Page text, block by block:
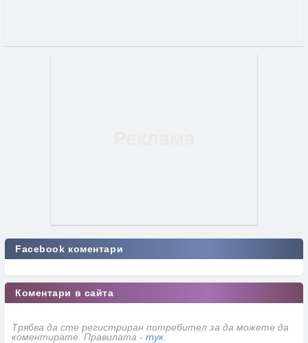
Facebook коментари
Коментари в сайта
Трябва да сте регистриран потребител за да можете да
коментирате. Правилата - тук